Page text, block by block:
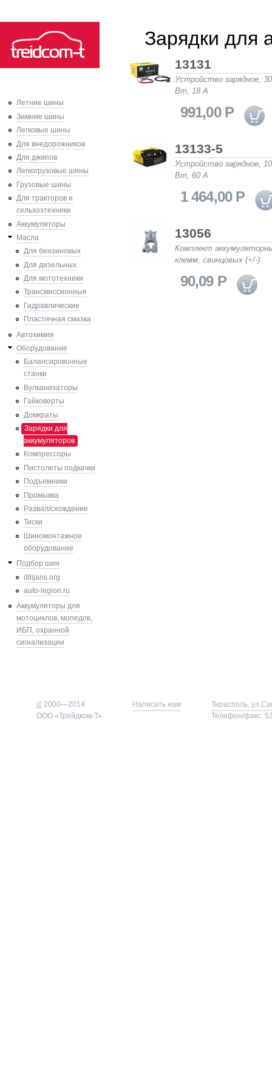
Летние шины
Зимние шины
Легковые шины
Для внедорожников
Для джипов
Легкогрузовые шины
Грузовые шины
Для тракторов и
сельхозтехники
Аккумуляторы
Масла
Для бензиновых
Для дизельных
Для мототехники
Трансмиссионные
Гидравлические
Пластичная смазка
Автохимия
Оборудование
Балансировочные
станки
Вулканизаторы
Гайковерты
Домкраты
Зарядки для
аккумуляторов
Компрессоры
Пистолеты подкачки
Подъемники
Промывка
Развал/схождение
Тиски
Шиномонтажное
оборудование
Подбор шин
dilijans.org
auto-legion.ru
Аккумуляторы для
мотоциклов, мопедов,
ИБП, охранной
сигнализации
Зарядки для
13131
Устройство зарядное,
Вт, 18 A
991,00 Р
13133-5
Устройство зарядное,
Вт, 60 A
1 464,00 Р
13056
Комплект
клемм, свинцовых (+/-)
90,09 Р
© 2000—2014
ООО «Трейдком-Т»
Написать нам
Тирасполь,
Телефон/факс: